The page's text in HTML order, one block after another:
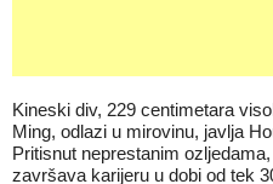
Kineski div, 229 centimetara
Ming, odlazi u mirovinu, javlja
Pritisnut neprestanim
završava karijeru u dobi od tek